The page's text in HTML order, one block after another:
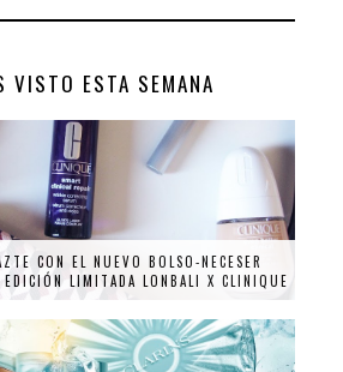
VISTO ESTA SEMANA
CON EL NUEVO BOLSO-NECESER
EDICIÓN LIMITADA LONBALI X CLINIQUE